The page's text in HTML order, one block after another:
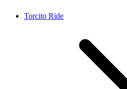
Torcito Ride